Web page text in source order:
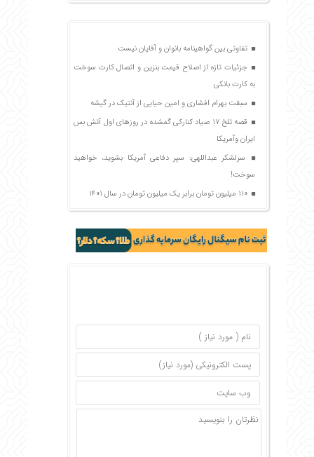
تفاوتی بین گواهینامه بانوان و آقایان نیست
جزئیات تازه از اصلاح قیمت بنزین و اتصال کارت سوخت
به کارت بانکی
سبقت بهرام افشاری و امین حیایی از آنتیک در گیشه
قصه تلخ ۱۷ صیاد کنارکی گمشده در روزهای اول آتش بس
ایران وآمریکا
سرلشکر عبداللهی: سپر دفاعی آمریکا بشوید، خواهید
سوخت!